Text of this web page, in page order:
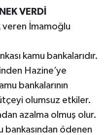
VERDİ
veren İmamoğlu
kamu bankalarıdır.
Hazine’ye
bankalarının
olumsuz etkiler.
azalma olmuş olur.
bankasından ödenen